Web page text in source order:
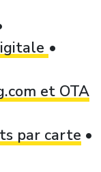
et OTA
par carte